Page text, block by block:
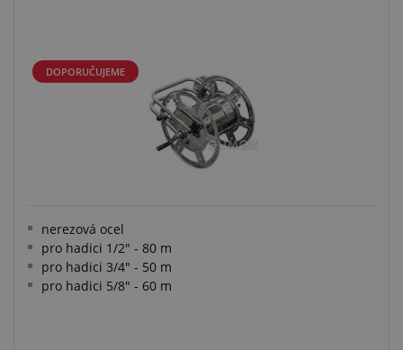
DOPORUČUJEME
nerezová ocel
pro hadici 1/2" - 80 m
pro hadici 3/4" - 50 m
pro hadici 5/8" - 60 m